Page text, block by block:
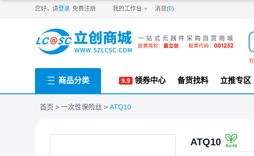
您好，请登录 免费注册 我的工作台 消息(0)
TI
商品分类 领券中心 备货找料 立推专区
首页 一次性保险丝 ATQ10
ATQ10